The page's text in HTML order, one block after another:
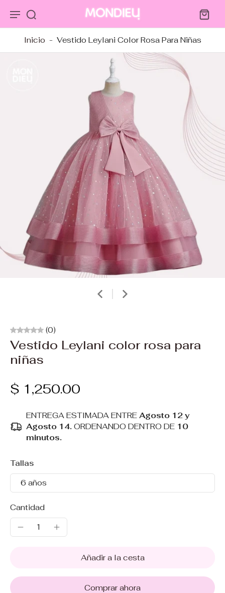
Inicio - Vestido Leylani Color Rosa Para Niñas
(0)
Vestido Leylani color rosa para
niñas
$ 1,250.00
ENTREGA ESTIMADA ENTRE Agosto 12 y
Agosto 14. ORDENANDO DENTRO DE 10
minutos.
Tallas
6 años
Cantidad
Añadir a la cesta
Comprar ahora